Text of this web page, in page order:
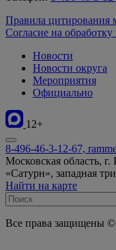
Правила цитирования
Согласие на
Новости
Новости округа
Мероприятия
Официально
12+
8-496-46-3-12-67,
Московская область,
«Сатурн», западная
Найти на карте
Все права защищены